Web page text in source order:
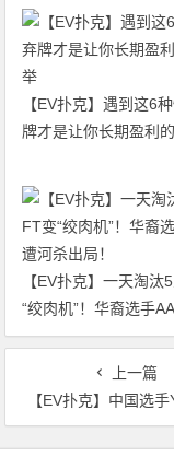
【EV扑克】遇到这6
牌才是让你长期盈利
【EV扑克】一天淘汰
“绞肉机”！华裔选手
出局！
上一篇
【EV扑克】中国选手Yuan Jie强势挺进WSOP金戒指神秘百万赛FT！Top
文